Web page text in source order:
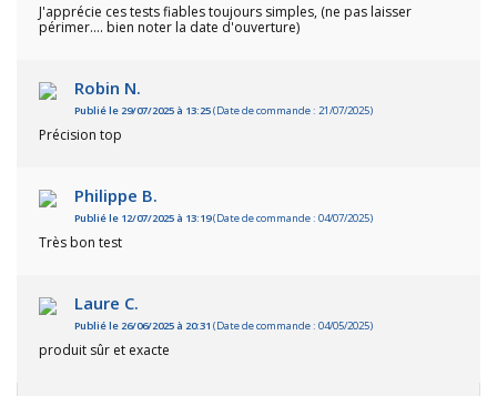
J'apprécie ces tests fiables toujours simples, (ne pas laisser
périmer.... bien noter la date d'ouverture)
Robin N.
Publié le 29/07/2025 à 13:25(Date de commande : 21/07/2025)
Précision top
Philippe B.
Publié le 12/07/2025 à 13:19(Date de commande : 04/07/2025)
Très bon test
Laure C.
Publié le 26/06/2025 à 20:31 (Date de commande : 04/05/2025)
produit sûr et exacte